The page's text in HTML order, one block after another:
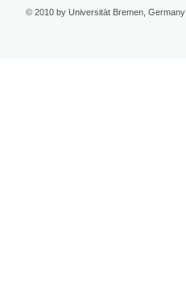
© 2010 by Universität Bremen, Germany